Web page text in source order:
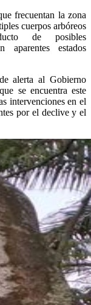
frecuentan la zona
cuerpos arbóreos
de posibles
aparentes estados
alerta al Gobierno
se encuentra este
intervenciones en el
por el declive y el